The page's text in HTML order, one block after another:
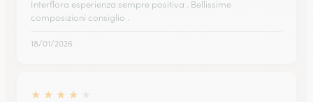
Interflora esperienza sempre positiva . Bellissime
composizioni consiglio .
18/01/2026
★ ★ ★ ★